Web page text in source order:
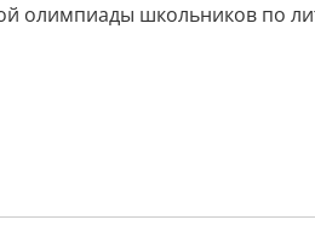
олимпиады школьников по